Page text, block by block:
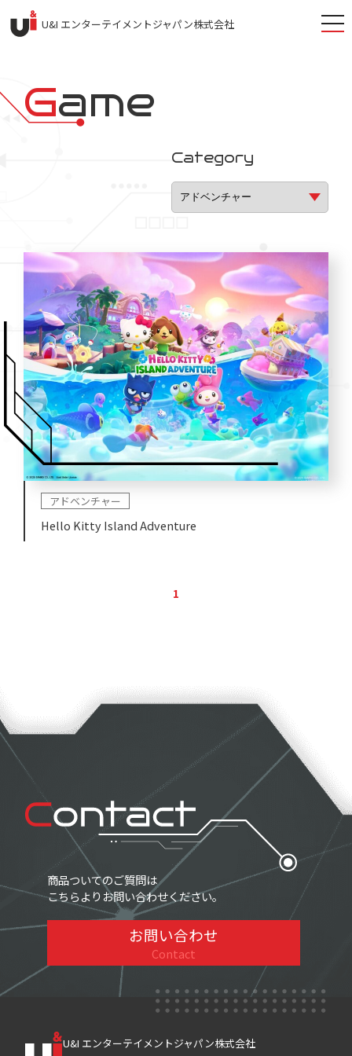
U&I エンターテイメントジャパン株式会社
Game
Category
アドベンチャー
Hello Kitty Island Adventure
1
商品ついてのご質問は
こちらよりお問い合わせください。
お問い合わせ
Contact
U&I エンターテイメントジャパン株式会社